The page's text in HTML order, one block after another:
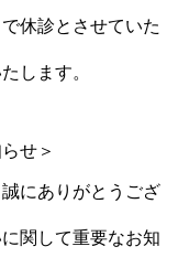
休診とさせていた
します。
せ＞
にありがとうござ
関して重要なお知